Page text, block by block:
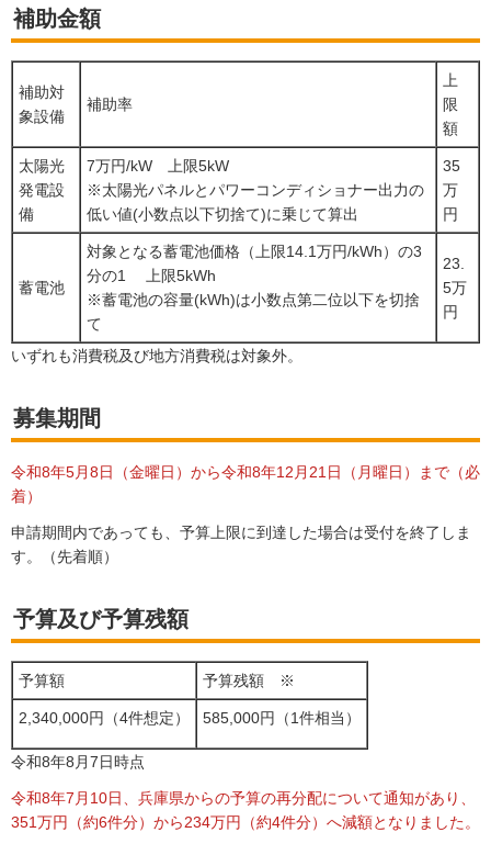
補助金額
補助対
象設備
補助率
上
限
額
太陽光
発電設
備
7万円/kW 上限5kW
※太陽光パネルとパワーコンディショナー出力の
低い値(小数点以下切捨て)に乗じて算出
35
万
円
蓄電池
対象となる蓄電池価格（上限14.1万円/kWh）の3
分の1 上限5kWh
※蓄電池の容量(kWh)は小数点第二位以下を切捨
て
23.
5万
円
いずれも消費税及び地方消費税は対象外。
募集期間
令和8年5月8日（金曜日）から令和8年12月21日（月曜日）まで（必
着）
申請期間内であっても、予算上限に到達した場合は受付を終了しま
す。（先着順）
予算及び予算残額
予算額 予算残額 ※
2,340,000円（4件想定） 585,000円（1件相当）
令和8年8月7日時点
令和8年7月10日、兵庫県からの予算の再分配について通知があり、
351万円（約6件分）から234万円（約4件分）へ減額となりました。